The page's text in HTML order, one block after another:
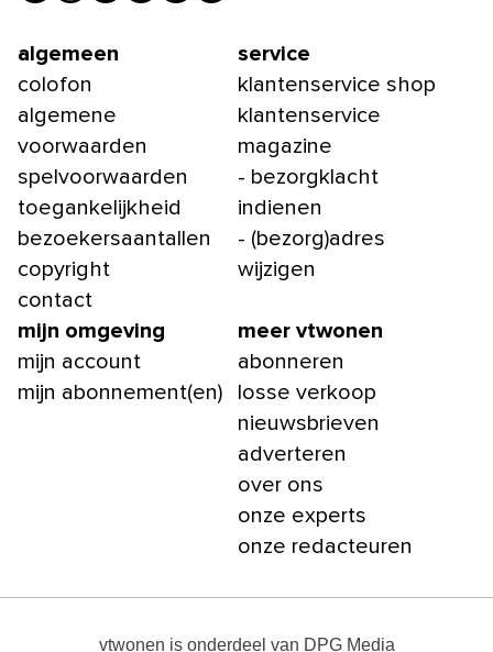
algemeen
colofon
algemene
voorwaarden
spelvoorwaarden
toegankelijkheid
bezoekersaantallen
copyright
contact
service
klantenservice shop
klantenservice
magazine
- bezorgklacht
indienen
- (bezorg)adres
wijzigen
mijn omgeving
mijn account
mijn abonnement(en)
meer vtwonen
abonneren
losse verkoop
nieuwsbrieven
adverteren
over ons
onze experts
onze redacteuren
vtwonen is onderdeel van DPG Media